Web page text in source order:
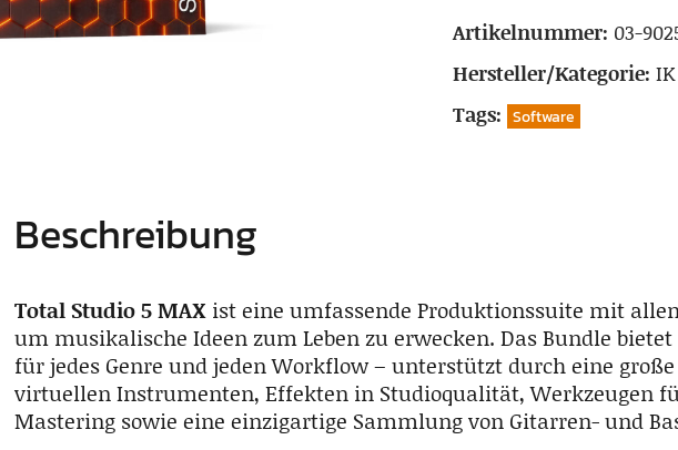
Artikelnummer: 03-
Hersteller/Kategorie:
Tags: Software
Beschreibung
Total Studio 5 MAX ist eine umfassende Produktionssuite mit
um musikalische Ideen zum Leben zu erwecken. Das Bundle
für jedes Genre und jeden Workflow – unterstützt durch eine
virtuellen Instrumenten, Effekten in Studioqualität, Werkzeugen
Mastering sowie eine einzigartige Sammlung von Gitarren- und